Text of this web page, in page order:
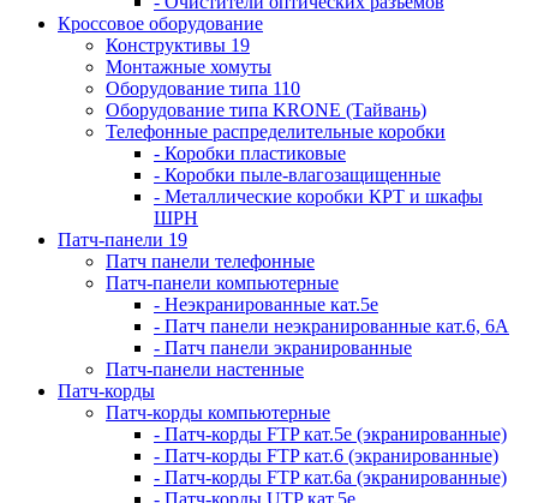
Кроссовое оборудование
Конструктивы 19
Монтажные хомуты
Оборудование типа 110
Оборудование типа KRONE (Тайвань)
Телефонные распределительные коробки
- Коробки пластиковые
- Коробки пыле-влагозащищенные
- Металлические коробки КРТ и шкафы
ШРН
Патч-панели 19
Патч панели телефонные
Патч-панели компьютерные
- Неэкранированные кат.5е
- Патч панели неэкранированные кат.6, 6А
- Патч панели экранированные
Патч-панели настенные
Патч-корды
Патч-корды компьютерные
- Патч-корды FTP кат.5е (экранированные)
- Патч-корды FTP кат.6 (экранированные)
- Патч-корды FTP кат.6а (экранированные)
- Патч-корды UTP кат.5е